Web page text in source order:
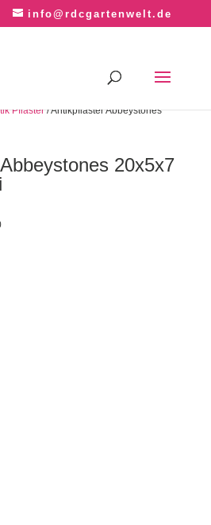
info@rdcgartenwelt.de
Pflaster/ Antikpflaster Abbeystones
20x5x7